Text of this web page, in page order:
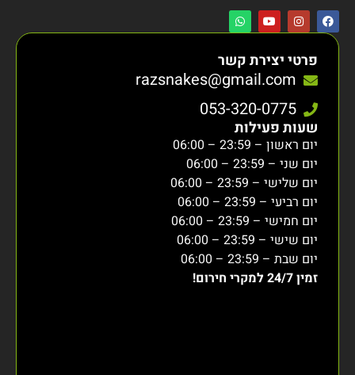
פרטי יצירת קשר
razsnakes@gmail.com
053-320-0775
שעות פעילות
יום ראשון – 23:59 – 06:00
יום שני – 23:59 – 06:00
יום שלישי – 23:59 – 06:00
יום רביעי – 23:59 – 06:00
יום חמישי – 23:59 – 06:00
יום שישי – 23:59 – 06:00
יום שבת – 23:59 – 06:00
זמין 24/7 למקרי חירום!